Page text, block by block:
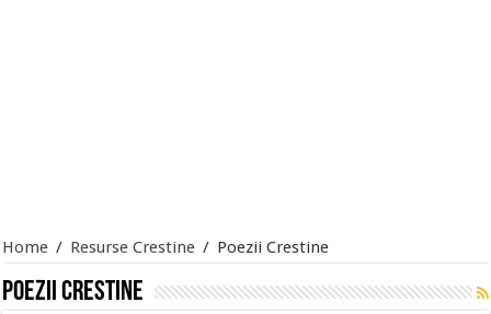
Home / Resurse Crestine / Poezii Crestine
Poezii Crestine